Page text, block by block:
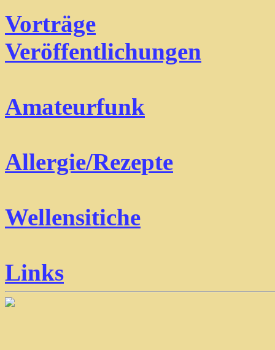
Vorträge
Veröffentlichungen
Amateurfunk
Allergie/Rezepte
Wellensitiche
Links